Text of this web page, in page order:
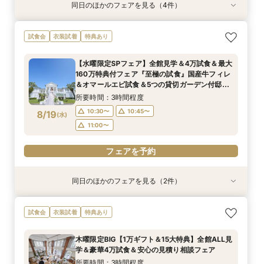
衣装試着 特典あり 動画あり
8/16( )
週末は満席になりやすいためお早めに【1万ギフ
ト＆最大155万優待】4万円相当の贅沢フレンチ
体験BIGフェア
所要時間：2時間20分程度
8:45〜
9:00〜
9:15〜
14:00〜
15:00〜
衣装試着 特典あり
8/16( )
【初めての見学におすすめ◎】1万ギフト付き◆
白亜のチャペルなど全館見学×4万円相当の絶品
フェア
所要時間：2時間20分程度
8:45〜
9:00〜
9:15〜
14:00〜
15:00〜
衣装試着 特典あり
8/16( )
【料理やおもてなしを重視したい方へ】美食でお
もてなし！豪華国産牛試食×貸切邸宅での演出体
所要時間：2時間20分程度
9:00〜
9:15〜
14:00〜
15:00〜
フェアを予約
衣装試着 特典あり
8/16( )
【憧れのドレス姿も】SNSで話題の水上大聖堂体
験＆4万相当の試食+最大155万円の豪華特典付
8:45〜
9:00〜
9:15〜
14:00〜
15:00〜
フェアを予約
同日のほかのフェアを見る（4件）
試食会 衣装試着 特典あり
8/19(水)
【水曜限定SPフェア】全館見学＆4万試食＆最大
160万特典付フェア『至極の試食』国産牛フィレ
＆オマールエビ試食＆5つの貸切ガーデン付邸宅
をゆったり見学できて安心♪
所要時間：3時間程度
10:30〜
10:45〜
11:00〜
フェアを予約
衣装試着 特典あり
8/19(水)
【緑に囲まれたガーデン挙式希望のお二人へ】2
名～80名までOK
10:30〜
10:40〜
11:00〜
衣装試着
8/19(水)
【初めての見学もオススメ】全館見学＆見積もり
相談＆絶品試食付
10:30〜
10:45〜
11:00〜
11:15〜
同日のほかのフェアを見る（2件）
試食会 衣装試着 特典あり
木曜限定BIG【1万ギフト＆15大特典】全館ALL見
学＆豪華4万試食＆安心の見積り相談フェア